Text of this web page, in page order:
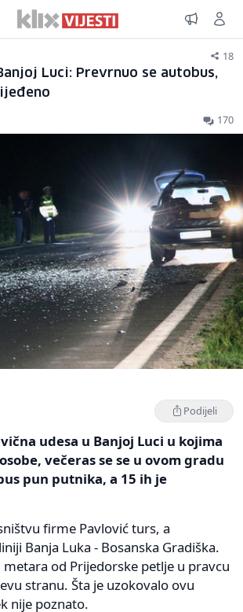
18
Luci: Prevrnuo se autobus,
170
Podijeli
udesa u Banjoj Luci u kojima
večeras se se u ovom gradu
pun putnika, a 15 ih je
firme Pavlović turs, a
Banja Luka - Bosanska Gradiška.
od Prijedorske petlje u pravcu
stranu. Šta je uzokovalo ovu
nije poznato.